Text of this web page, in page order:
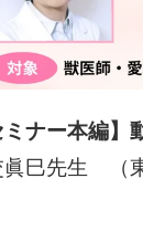
ミナー本編
眞巳先生 （